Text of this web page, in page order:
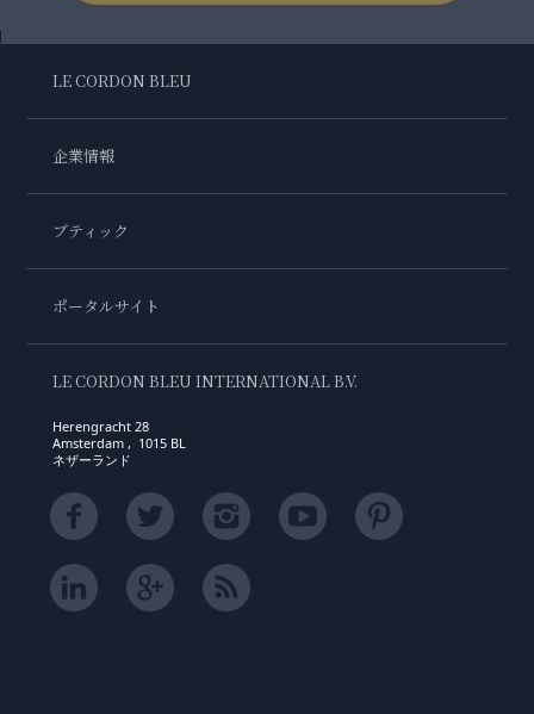
LE CORDON BLEU
企業情報
ブティック
ポータルサイト
LE CORDON BLEU INTERNATIONAL B.V.
Herengracht 28
Amsterdam , 1015 BL
ネザーランド